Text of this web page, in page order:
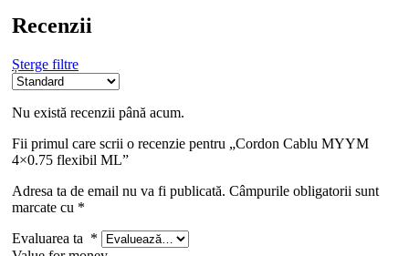
Recenzii
Șterge filtre
Nu există recenzii până acum.
Fii primul care scrii o recenzie pentru „Cordon Cablu MYYM
4×0.75 flexibil ML”
Adresa ta de email nu va fi publicată. Câmpurile obligatorii sunt
marcate cu *
Evaluarea ta *